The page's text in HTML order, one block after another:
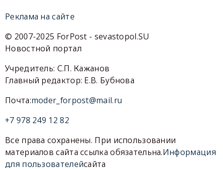
Реклама на сайте
© 2007-2025 ForPost - sevastopol.SU
Новостной портал
Учредитель: С.П. Кажанов
Главный редактор: Е.В. Бубнова
Почта:moder_forpost@mail.ru
+7 978 249 12 82
Все права сохранены. При использовании
материалов сайта ссылка обязательна.Информация
для пользователейсайта